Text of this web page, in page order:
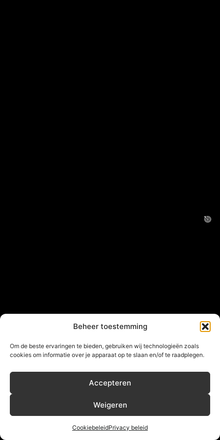
Beheer toestemming
Om de beste ervaringen te bieden, gebruiken wij technologieën zoals
cookies om informatie over je apparaat op te slaan en/of te raadplegen.
Accepteren
Weigeren
CookiebeleidPrivacy beleid